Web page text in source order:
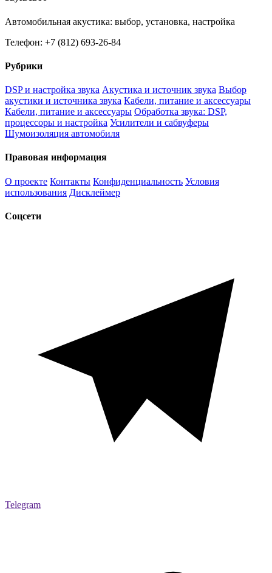
Автомобильная акустика: выбор, установка, настройка
Телефон: +7 (812) 693-26-84
Рубрики
DSP и настройка звука Акустика и источник звука Выбор
акустики и источника звука Кабели, питание и аксессуары
Кабели, питание и аксессуары Обработка звука: DSP,
процессоры и настройка Усилители и сабвуферы
Шумоизоляция автомобиля
Правовая информация
О проекте Контакты Конфиденциальность Условия
использования Дисклеймер
Соцсети
Telegram